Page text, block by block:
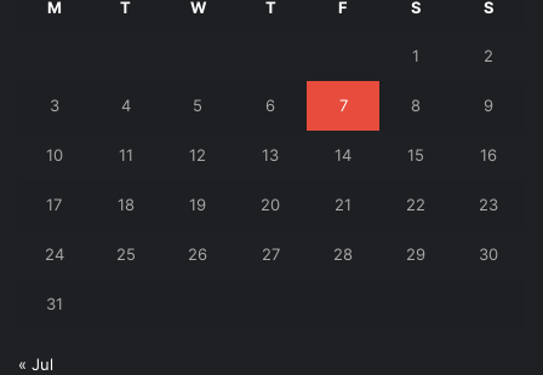
M T W T F S S
1 2
3 4 5 6 7 8 9
10 11 12 13 14 15 16
17 18 19 20 21 22 23
24 25 26 27 28 29 30
31
« Jul